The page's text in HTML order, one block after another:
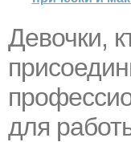
Девочки,
для